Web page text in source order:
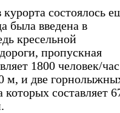
состоялось
была введена в
кресельной
пропускная
1800 человек/
м, и две
составляет